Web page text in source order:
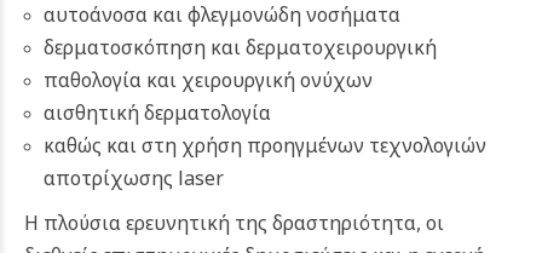
αυτοάνοσα και φλεγμονώδη νοσήματα
δερματοσκόπηση και δερματοχειρουργική
παθολογία και χειρουργική ονύχων
αισθητική δερματολογία
καθώς και στη χρήση προηγμένων τεχνολογιών
αποτρίχωσης laser
Η πλούσια ερευνητική της δραστηριότητα, οι